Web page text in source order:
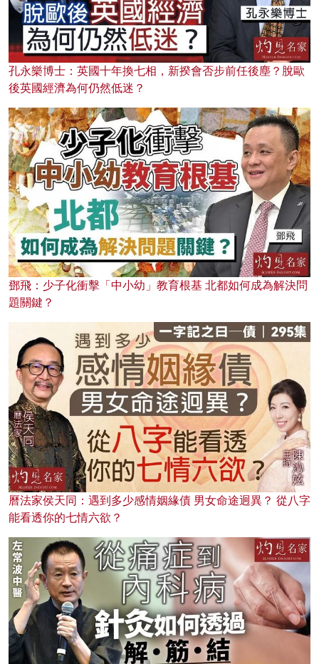
孔永樂博士：英國十年換七相，新揆會否步前任後塵？脫歐
後英國經濟為何仍然低迷？
鄧飛：少子化衝擊「中小幼」教育根基 北都如何成為解決問
題關鍵？
曆法家侯天同：遇到多少感情姻緣債 男女命途迥異？ 從八字
能看透你的七情六欲？